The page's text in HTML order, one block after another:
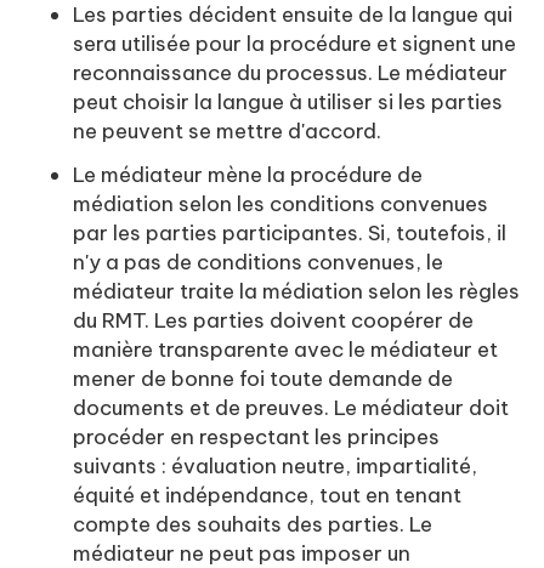
Les parties décident ensuite de la langue qui
sera utilisée pour la procédure et signent une
reconnaissance du processus. Le médiateur
peut choisir la langue à utiliser si les parties
ne peuvent se mettre d'accord.
Le médiateur mène la procédure de
médiation selon les conditions convenues
par les parties participantes. Si, toutefois, il
n'y a pas de conditions convenues, le
médiateur traite la médiation selon les règles
du RMT. Les parties doivent coopérer de
manière transparente avec le médiateur et
mener de bonne foi toute demande de
documents et de preuves. Le médiateur doit
procéder en respectant les principes
suivants : évaluation neutre, impartialité,
équité et indépendance, tout en tenant
compte des souhaits des parties. Le
médiateur ne peut pas imposer un